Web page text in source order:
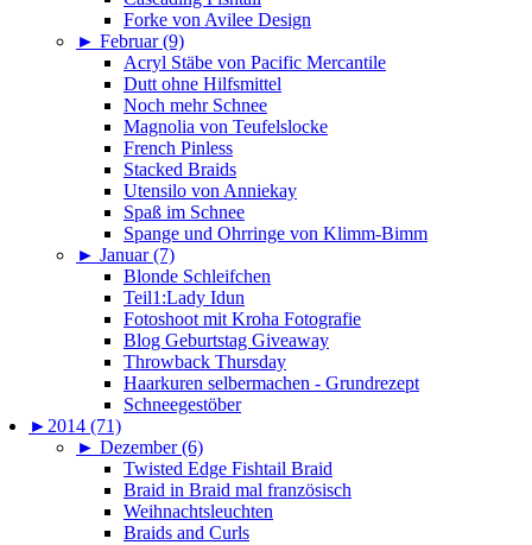
Forke von Avilee Design
► Februar (9)
Acryl Stäbe von Pacific Mercantile
Dutt ohne Hilfsmittel
Noch mehr Schnee
Magnolia von Teufelslocke
French Pinless
Stacked Braids
Utensilo von Anniekay
Spaß im Schnee
Spange und Ohrringe von Klimm-Bimm
► Januar (7)
Blonde Schleifchen
Teil1:Lady Idun
Fotoshoot mit Kroha Fotografie
Blog Geburtstag Giveaway
Throwback Thursday
Haarkuren selbermachen - Grundrezept
Schneegestöber
► 2014 (71)
► Dezember (6)
Twisted Edge Fishtail Braid
Braid in Braid mal französisch
Weihnachtsleuchten
Braids and Curls